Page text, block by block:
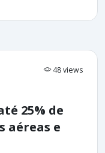
48 views
25% de
aéreas e